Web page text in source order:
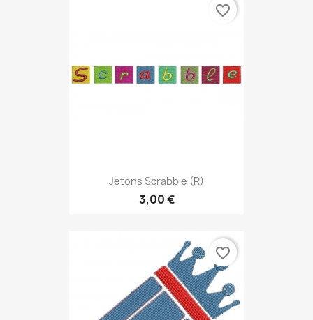
Jetons Scrabble (r)
3,00 €
favorite_border
favorite_border